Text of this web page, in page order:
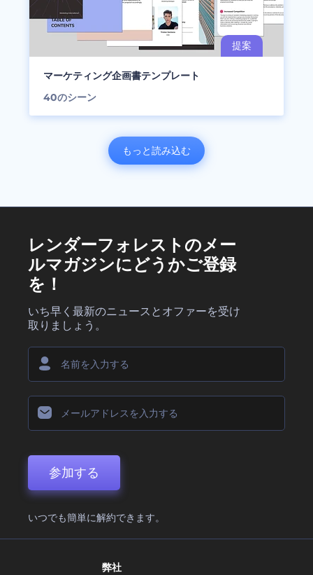
マーケティング企画書テンプレート
40のシーン
もっと読み込む
レンダーフォレストのメー
ルマガジンにどうかご登録
を！
いち早く最新のニュースとオファーを受け
取りましょう。
参加する
いつでも簡単に解約できます。
弊社